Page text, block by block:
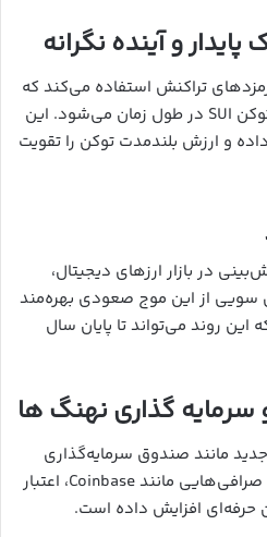
تراکنش استفاده می‌کند که
باعث کاهش عرضه در گردش توکن SUI در طول زمان می‌شود. این
و ارزش بلندمدت توکن را تقویت
در بازار ارزهای دیجیتال،
سویی از این موج صعودی بهره‌مند
روند می‌تواند تا پایان سال
مانند صندوق سرمایه‌گذاری
SUI توسط Grayscale و حمایت صرافی‌هایی مانند Coinbase، اعتبار
حرفه‌ای افزایش داده است.